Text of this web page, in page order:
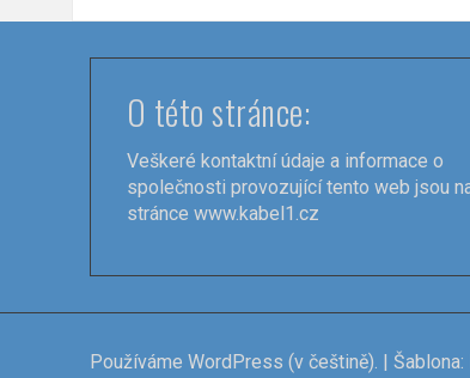
O této stránce:
Veškeré kontaktní údaje a informace o
společnosti provozující tento web jsou
stránce www.kabel1.cz
Používáme WordPress (v češtině). | Šablona: